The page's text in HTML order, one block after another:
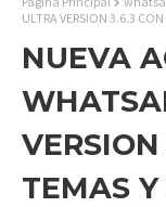
ULTRA VERSION 3.6.3
NUEVA
TEMAS